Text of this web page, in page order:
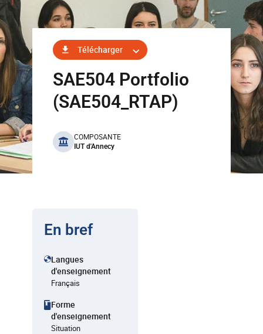
Télécharger
SAE504 Portfolio
(SAE504_RTAP)
benefits
COMPOSANTE
IUT d'Annecy
En bref
Langues
d'enseignement
Français
Forme
d'enseignement
Situation